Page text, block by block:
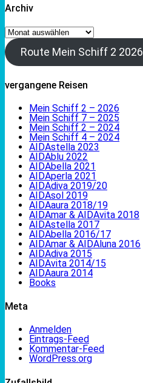
Archiv
Archiv
Route Mein Schiff 2 2026
vergangene Reisen
Mein Schiff 2 – 2026
Mein Schiff 7 – 2025
Mein Schiff 2 – 2024
Mein Schiff 4 – 2024
AIDAstella 2023
AIDAblu 2022
AIDAbella 2021
AIDAperla 2021
AIDAdiva 2019/20
AIDAsol 2019
AIDAaura 2018/19
AIDAmar & AIDAvita 2018
AIDAstella 2017
AIDAbella 2016/17
AIDAmar & AIDAluna 2016
AIDAdiva 2015
AIDAvita 2014/15
AIDAaura 2014
Books
Meta
Anmelden
Eintrags-Feed
Kommentar-Feed
WordPress.org